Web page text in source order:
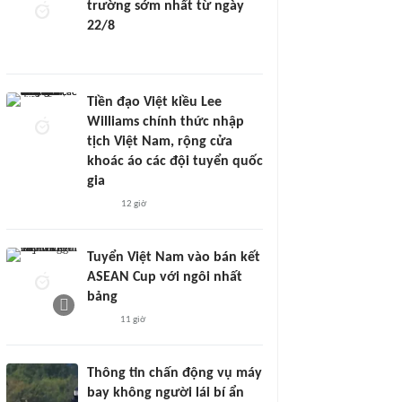
trường sớm nhất từ ngày
22/8
Tiền đạo Việt kiều Lee
Williams chính thức nhập
tịch Việt Nam, rộng cửa
khoác áo các đội tuyển quốc
gia
12 giờ
Tuyển Việt Nam vào bán kết
ASEAN Cup với ngôi nhất
bảng
11 giờ
Thông tin chấn động vụ máy
bay không người lái bí ẩn